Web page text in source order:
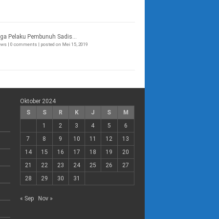
Pelaku Pembunuh Sadis...
| 0 comments | posted on Mei 15, 2019
Oktober 2024
S
S R K J S
M
1
2 3 4 5
6
7
8 9 10 11 12
13
14
15 16 17 18 19
20
21
22 23 24 25 26
27
28
29 30 31
« Sep Nov »